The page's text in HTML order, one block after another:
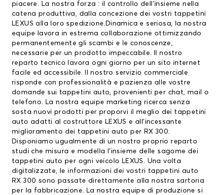
piacere. La nostra forza : il controllo dell’insieme nella
catena produttiva, dalla concezione dei vostri tappetini
LEXUS alla loro spedizione.Dinamica e seriosa, la nostra
equipe lavora in estrema collaborazione ottimizzando
permanentemente gli scambi e le conoscenze,
necessarie per un prodotto impeccabile. Il nostro
reparto tecnico lavora ogni giorno per un sito internet
facile ed accessibile. Il nostro servizio commerciale
risponde con professionalità e pazienza alle vostre
domande sui tappetini auto, provenienti per chat, mail o
telefono. La nostra equipe marketing ricerca senza
sosta nuovi prodotti per proporvi il meglio dei tappetini
auto adatti al costruttore LEXUS e all’incessante
miglioramento dei tappetini auto per RX 300.
Disponiamo ugualmente di un nostro proprio reparto
studi che misura e modella l’insieme delle sagome dei
tappetini auto per ogni veicolo LEXUS. Una volta
digitalizzate, le informazioni dei vostri tappetini auto
RX 300 sono passate direttamente alla nostra sartoria
per la fabbricazione. La nostra equipe di produzione si